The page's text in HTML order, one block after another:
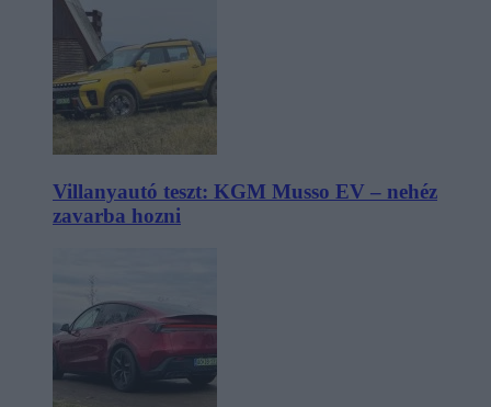
Villanyautó teszt: KGM Musso EV – nehéz
zavarba hozni